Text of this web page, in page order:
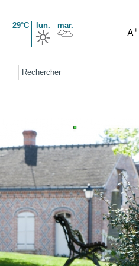
29°C lun. mar.
A+
Formulaire de recherche